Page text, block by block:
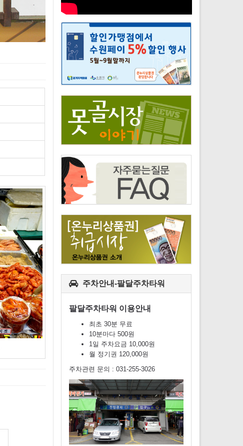
주차안내-팔달주차타워
팔달주차타워 이용안내
최초 30분 무료
10분마다 500원
1일 주차요금 10,000원
월 정기권 120,000원
주차관련 문의 : 031-255-3026